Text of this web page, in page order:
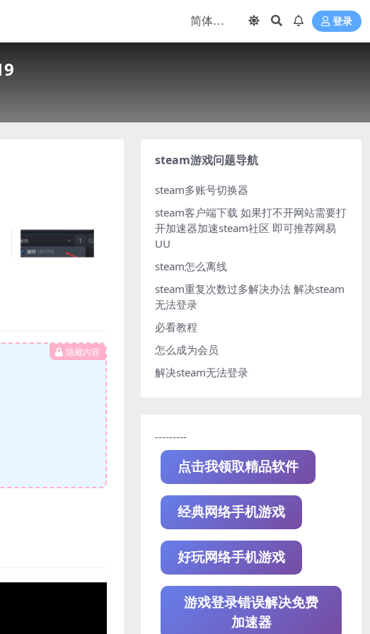
登录
隐藏内容
steam游戏问题导航
steam多账号切换器
steam客户端下载 如果打不开网站需要打
开加速器加速steam社区 即可推荐网易
UU
steam怎么离线
steam重复次数过多解决办法 解决steam
无法登录
必看教程
怎么成为会员
解决steam无法登录
---------
点击我领取精品软件
经典网络手机游戏
好玩网络手机游戏
游戏登录错误解决免费
加速器